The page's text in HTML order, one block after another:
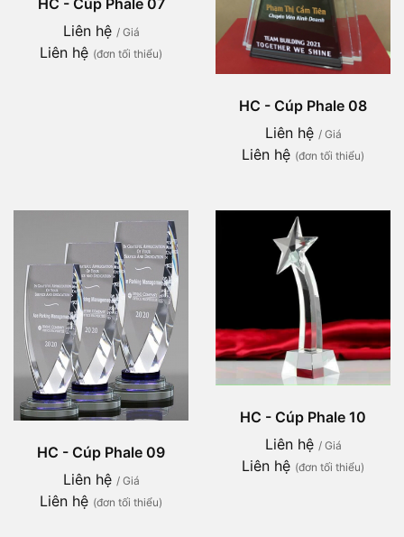
Liên hệ / Giá
Liên hệ (đơn tối thiểu)
HC - Cúp Phale 08
Liên hệ / Giá
Liên hệ (đơn tối thiểu)
HC - Cúp Phale 09
Liên hệ / Giá
Liên hệ (đơn tối thiểu)
HC - Cúp Phale 10
Liên hệ / Giá
Liên hệ (đơn tối thiểu)